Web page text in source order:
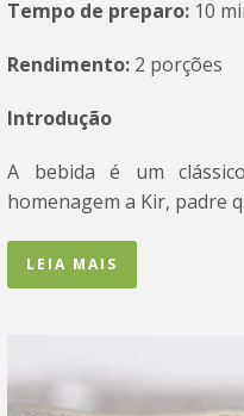
Tempo de preparo: 10
Rendimento: 2 porções
Introdução
A bebida é um
homenagem a Kir, padre
LEIA MAIS